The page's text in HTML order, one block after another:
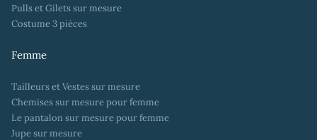
Pulls et Gilets sur mesure
Costume 3 pièces
Femme
Tailleurs et Vestes sur mesure
Chemises sur mesure pour femme
Le pantalon sur mesure pour femme
Jupe sur mesure